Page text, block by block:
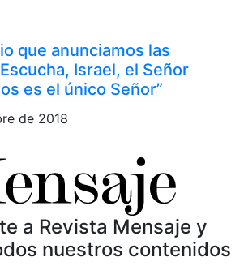
que anunciamos las
Israel, el Señor
es el único Señor”
de 2018
a Revista Mensaje y
nuestros contenidos